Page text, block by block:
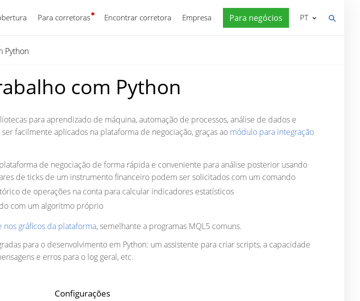
Para corretoras Encontrar corretora Empresa Para negócios
Português PT
Python
com Python
para aprendizado de máquina, automação de processos, análise de dados e
facilmente aplicados na plataforma de negociação, graças ao módulo para integração
de negociação de forma rápida e conveniente para análise posterior usando
de ticks de um instrumento financeiro podem ser solicitados com um comando
de operações na conta para calcular indicadores estatísticos
com um algoritmo próprio
gráficos da plataforma, semelhante a programas MQL5 comuns.
para o desenvolvimento em Python: um assistente para criar scripts, a capacidade
e erros para o log geral, etc.
Configurações